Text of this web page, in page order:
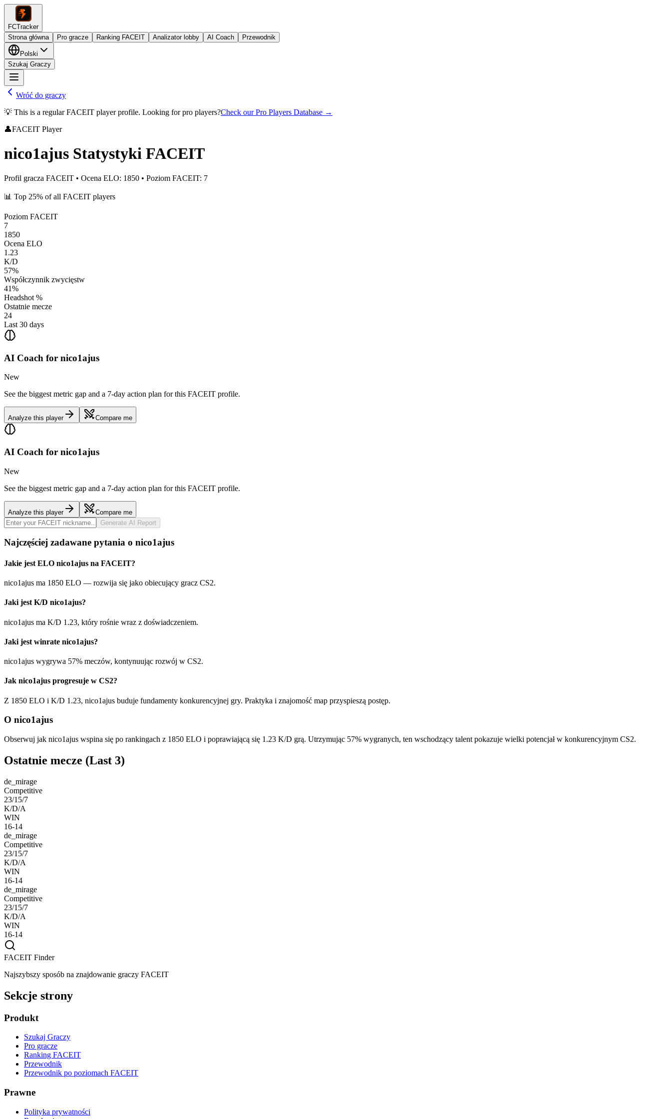
FCTracker
Strona główna
Pro gracze Ranking FACEIT Analizator lobby AI Coach Przewodnik
Polski
Szukaj Graczy
Wróć do graczy
💡 This is a regular FACEIT player profile. Looking for pro players?Check our Pro Players Database →
👤FACEIT Player
nico1ajus Statystyki FACEIT
Profil gracza FACEIT • Ocena ELO: 1850 • Poziom FACEIT: 7
📊 Top 25% of all FACEIT players
Poziom FACEIT
7
1850
Ocena ELO
1.23
K/D
57%
Współczynnik zwycięstw
41%
Headshot %
Ostatnie mecze
24
Last 30 days
AI Coach for nico1ajus
New
See the biggest metric gap and a 7-day action plan for this FACEIT profile.
Analyze this player Compare me
AI Coach for nico1ajus
New
See the biggest metric gap and a 7-day action plan for this FACEIT profile.
Analyze this player
Compare me
Generate AI Report
Najczęściej zadawane pytania o nico1ajus
Jakie jest ELO nico1ajus na FACEIT?
nico1ajus ma 1850 ELO — rozwija się jako obiecujący gracz CS2.
Jaki jest K/D nico1ajus?
nico1ajus ma K/D 1.23, który rośnie wraz z doświadczeniem.
Jaki jest winrate nico1ajus?
nico1ajus wygrywa 57% meczów, kontynuując rozwój w CS2.
Jak nico1ajus progresuje w CS2?
Z 1850 ELO i K/D 1.23, nico1ajus buduje fundamenty konkurencyjnej gry. Praktyka i znajomość map przyspieszą postęp.
O nico1ajus
Obserwuj jak nico1ajus wspina się po rankingach z 1850 ELO i poprawiającą się 1.23 K/D grą. Utrzymując 57% wygranych, ten wschodzący talent pokazuje wielki potencjał w konkurencyjnym CS2.
Ostatnie mecze (Last 3)
de_mirage
Competitive
23/15/7
K/D/A
WIN
16-14
de_mirage
Competitive
23/15/7
K/D/A
WIN
16-14
de_mirage
Competitive
23/15/7
K/D/A
WIN
16-14
FACEIT Finder
Najszybszy sposób na znajdowanie graczy FACEIT
Sekcje strony
Produkt
Szukaj Graczy
Pro gracze
Ranking FACEIT
Przewodnik
Przewodnik po poziomach FACEIT
Prawne
Polityka prywatności